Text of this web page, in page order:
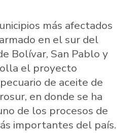
más afectados
en el sur del
Bolívar, San Pablo y
el proyecto
de aceite de
en donde se ha
de los procesos de
importantes del país.